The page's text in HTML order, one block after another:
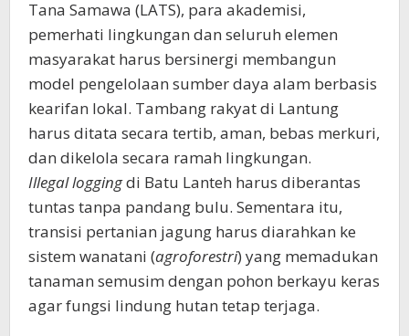
Tana Samawa (LATS), para akademisi,
pemerhati lingkungan dan seluruh elemen
masyarakat harus bersinergi membangun
model pengelolaan sumber daya alam berbasis
kearifan lokal. Tambang rakyat di Lantung
harus ditata secara tertib, aman, bebas merkuri,
dan dikelola secara ramah lingkungan.
Illegal loggingdi Batu Lanteh harus diberantas
tuntas tanpa pandang bulu. Sementara itu,
transisi pertanian jagung harus diarahkan ke
sistem wanatani (agroforestri) yang memadukan
tanaman semusim dengan pohon berkayu keras
agar fungsi lindung hutan tetap terjaga.